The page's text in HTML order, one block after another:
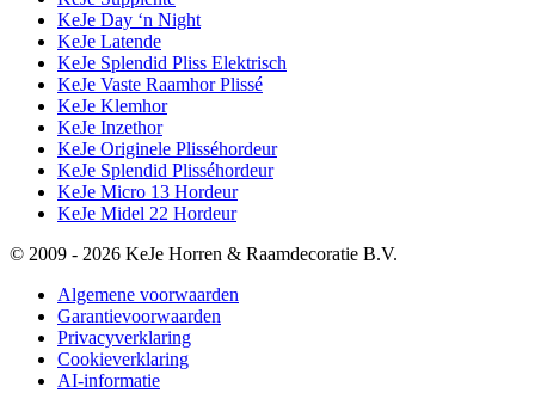
KeJe Day ‘n Night
KeJe Latende
KeJe Splendid Pliss Elektrisch
KeJe Vaste Raamhor Plissé
KeJe Klemhor
KeJe Inzethor
KeJe Originele Plisséhordeur
KeJe Splendid Plisséhordeur
KeJe Micro 13 Hordeur
KeJe Midel 22 Hordeur
© 2009 - 2026 KeJe Horren & Raamdecoratie B.V.
Algemene voorwaarden
Garantievoorwaarden
Privacyverklaring
Cookieverklaring
AI-informatie